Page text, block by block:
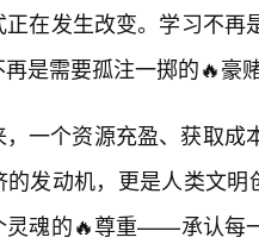
在发生改变。学习不
是需要孤注一掷的🔥豪
，一个资源充盈、获取
发动机，更是人类文
灵魂的🔥尊重——承认每